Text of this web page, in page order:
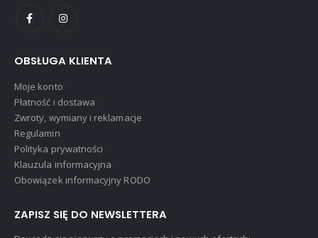
OBSŁUGA KLIENTA
Moje konto
Płatność i dostawa
Zwroty, wymiany i reklamacje
Regulamin
Polityka prywatności
Klauzula informacyjna
Obowiązek informacyjny RODO
ZAPISZ SIĘ DO NEWSLETTERA